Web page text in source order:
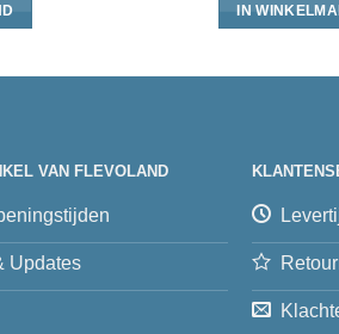
IN
VAN FLEVOLAND
Updates